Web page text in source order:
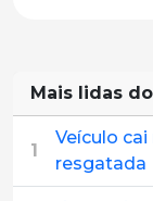
Mais lidas
1
Veículo
resgatada